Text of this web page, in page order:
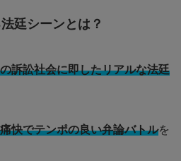
廷シーンとは？
訴訟社会に即したリアルな法廷
痛快でテンポの良い弁論バトルを